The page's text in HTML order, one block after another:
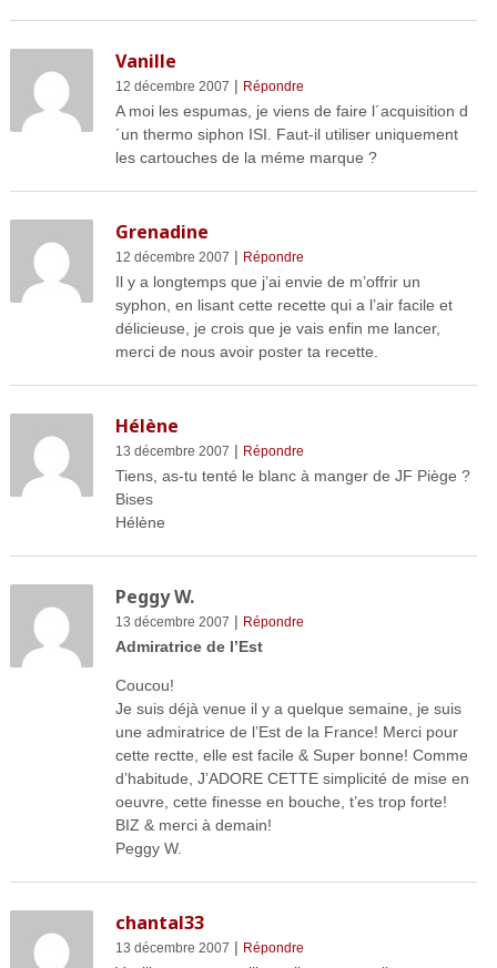
Vanille
12 décembre 2007 | Répondre
A moi les espumas, je viens de faire l´acquisition d
´un thermo siphon ISI. Faut-il utiliser uniquement
les cartouches de la méme marque ?
Grenadine
12 décembre 2007 | Répondre
Il y a longtemps que j’ai envie de m’offrir un
syphon, en lisant cette recette qui a l’air facile et
délicieuse, je crois que je vais enfin me lancer,
merci de nous avoir poster ta recette.
Hélène
13 décembre 2007 | Répondre
Tiens, as-tu tenté le blanc à manger de JF Piège ?
Bises
Hélène
Peggy W.
13 décembre 2007 | Répondre
Admiratrice de l’Est
Coucou!
Je suis déjà venue il y a quelque semaine, je suis
une admiratrice de l’Est de la France! Merci pour
cette rectte, elle est facile & Super bonne! Comme
d’habitude, J’ADORE CETTE simplicité de mise en
oeuvre, cette finesse en bouche, t’es trop forte!
BIZ & merci à demain!
Peggy W.
chantal33
13 décembre 2007 | Répondre